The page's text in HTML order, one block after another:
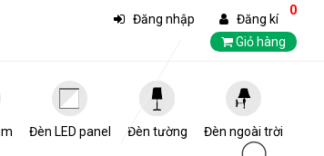
Đăng nhập
Đăng kí
Giỏ hàng
0
Đèn LED panel Đèn tường Đèn ngoài trời